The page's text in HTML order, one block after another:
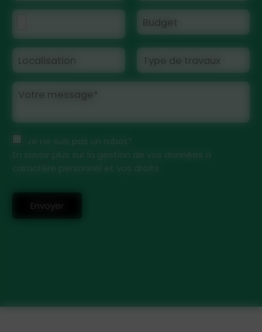
Budget
Localisation Type de travaux
Votre message*
Je ne suis pas un robot*
En savoir plus sur la gestion de vos données à
Envoyer